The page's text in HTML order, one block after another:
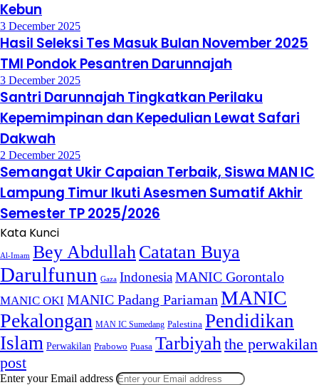
Kebun
3 December 2025
Hasil Seleksi Tes Masuk Bulan November 2025
TMI Pondok Pesantren Darunnajah
3 December 2025
Santri Darunnajah Tingkatkan Perilaku
Kepemimpinan dan Kepedulian Lewat Safari
Dakwah
2 December 2025
Semangat Ukir Capaian Terbaik, Siswa MAN IC
Lampung Timur Ikuti Asesmen Sumatif Akhir
Semester TP 2025/2026
Kata Kunci
Al-Imam Bey AbdullahCatatan Buya
Darulfunun Gaza IndonesiaMANIC Gorontalo
MANIC OKI MANIC Padang Pariaman MANIC
Pekalongan MAN IC Sumedang Palestina Pendidikan
Islam Perwakilan Prabowo Puasa Tarbiyahthe perwakilan
post
Enter your Email address